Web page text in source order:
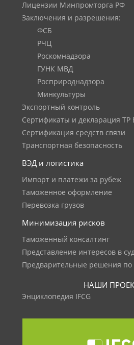
Лицензии Минпромторга РФ
Заключения и разрешения:
ФСБ
РЧЦ
Роскомнадзора
ГУНК МВД
Росприроднадзора
Минкультуры
Экспортный контроль
Сертификаты и декларация ТР
Сертификация средств связи
Транспортная безопасность
ВЭД и логистика
Импорт и платежи за рубеж
Таможенное оформление
Перевозка грузов
Минимизация рисков
Таможенный консалтинг
Представление интересов в
Предварительные решения по
НАШИ
Энциклопедия IFCG